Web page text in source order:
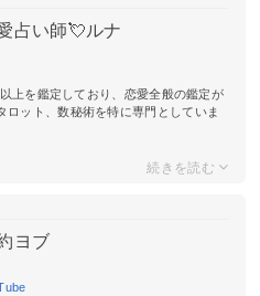
占い師💘ルナ
上を鑑定しており、恋愛全般の鑑定が
ロット、数秘術を特に専門としていま
ヨブ